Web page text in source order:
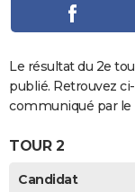
Dictionnaire
Biographies
Expressions
Proverbes
PROGRAMME TV
COPAINS D'AVANT
Se connecter
Collèges
Universités
Entreprises
Service militaire
Avis de recherche
AVIS DE DÉCÈS
FORUM
Bricolage
Culture
Television
Voyage
Le résultat du 2e
publié. Retrouvez
communiqué par
TOUR 2
Candidat